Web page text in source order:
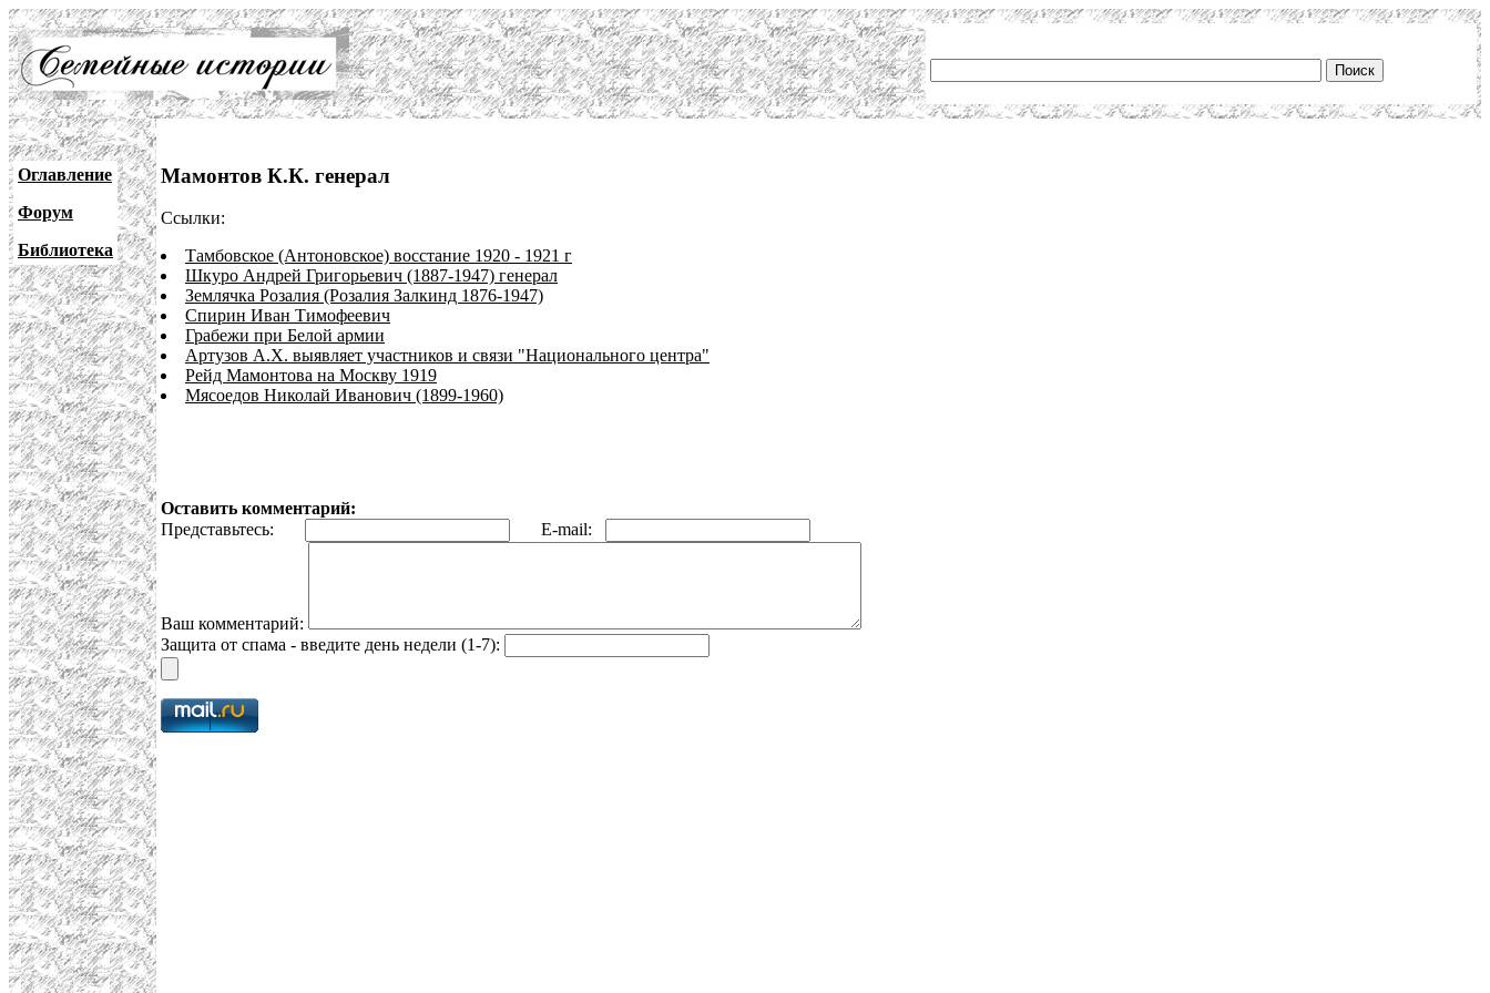
Оглавление
Форум
Библиотека
Мамонтов К.К. генерал
Ссылки:
Тамбовское (Антоновское) восстание 1920 - 1921 г
Шкуро Андрей Григорьевич (1887-1947) генерал
Землячка Розалия (Розалия Залкинд 1876-1947)
Спирин Иван Тимофеевич
Грабежи при Белой армии
Артузов А.Х. выявляет участников и связи "Национального центра"
Рейд Мамонтова на Москву 1919
Мясоедов Николай Иванович (1899-1960)
Оставить комментарий:
Представьтесь:
E-mail:
Ваш комментарий:
Защита от спама - введите день недели (1-7):